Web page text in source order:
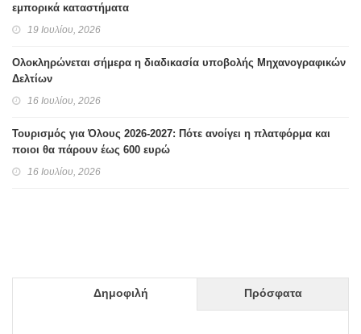
εμπορικά καταστήματα
19 Ιουλίου, 2026
Ολοκληρώνεται σήμερα η διαδικασία υποβολής Μηχανογραφικών
Δελτίων
16 Ιουλίου, 2026
Τουρισμός για Όλους 2026-2027: Πότε ανοίγει η πλατφόρμα και
ποιοι θα πάρουν έως 600 ευρώ
16 Ιουλίου, 2026
Δημοφιλή Πρόσφατα